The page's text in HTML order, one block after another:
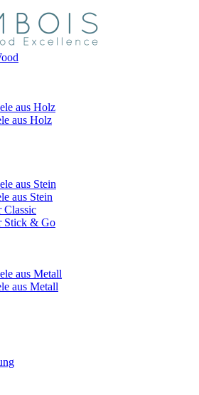
aus Holz
aus Holz
aus Stein
aus Stein
Classic
Stick & Go
aus Metall
aus Metall